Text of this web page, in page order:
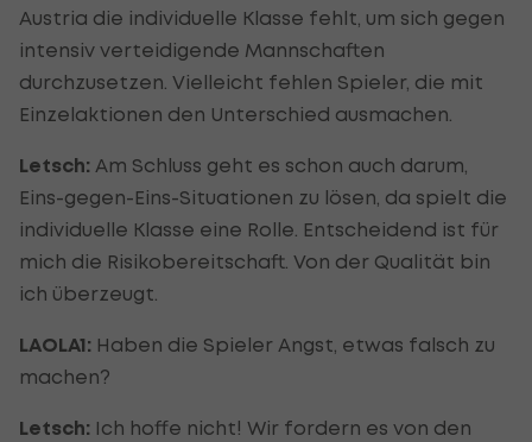
Austria die individuelle Klasse fehlt, um sich gegen
intensiv verteidigende Mannschaften
durchzusetzen. Vielleicht fehlen Spieler, die mit
Einzelaktionen den Unterschied ausmachen.
Letsch: Am Schluss geht es schon auch darum,
Eins-gegen-Eins-Situationen zu lösen, da spielt die
individuelle Klasse eine Rolle. Entscheidend ist für
mich die Risikobereitschaft. Von der Qualität bin
ich überzeugt.
LAOLA1: Haben die Spieler Angst, etwas falsch zu
machen?
Letsch: Ich hoffe nicht! Wir fordern es von den